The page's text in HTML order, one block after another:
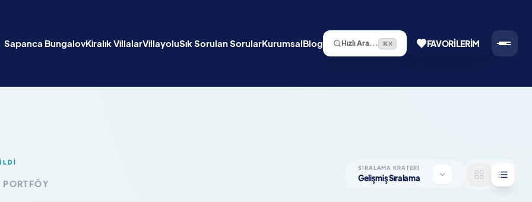
Sapanca BungalovKiralık VillalarVillayoluSık Sorulan SorularKurumsalBlog Hızlı Ara... ⌘ K FAVORILERIM
SIRALAMA KRATERI
Gelişmiş Sıralama